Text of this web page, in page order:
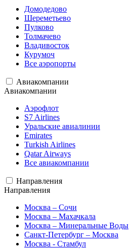
Домодедово
Шереметьево
Пулково
Толмачево
Владивосток
Курумоч
Все аэропорты
Авиакомпании
Авиакомпании
Аэрофлот
S7 Airlines
Уральские авиалинии
Emirates
Turkish Airlines
Qatar Airways
Все авиакомпании
Направления
Направления
Москва – Сочи
Москва – Махачкала
Москва – Минеральные Воды
Санкт-Петербург – Москва
Москва - Стамбул